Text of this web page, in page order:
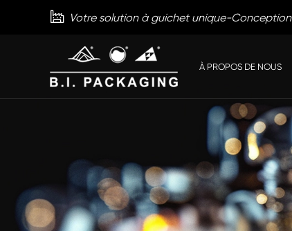
 Votre solution à guichet unique-
À PROPOS DE NOUS